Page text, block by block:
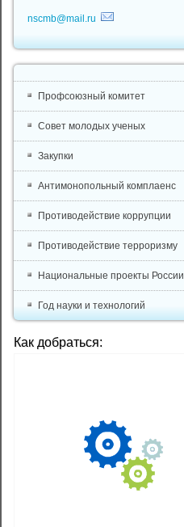
nscmb@mail.ru
Профсоюзный комитет
Совет молодых ученых
Закупки
Антимонопольный комплаенс
Противодействие коррупции
Противодействие терроризму
Национальные проекты России
Год науки и технологий
Как добраться: